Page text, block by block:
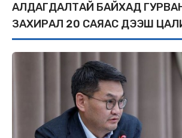
АЛДАГДАЛТАЙ БАЙХАД
ЗАХИРАЛ 20 САЯАС ДЭЭШ